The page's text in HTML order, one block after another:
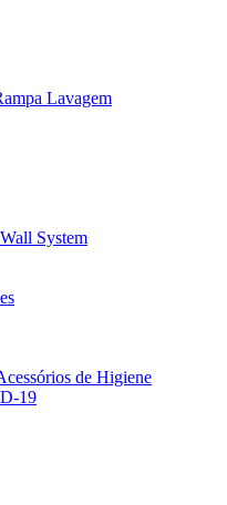
Lavagem
System
de Higiene
19